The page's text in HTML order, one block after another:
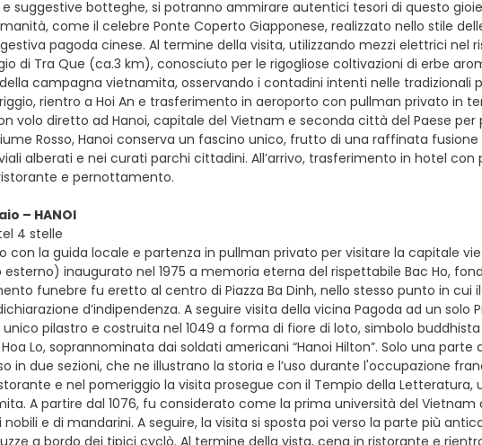
suggestive botteghe, si potranno ammirare autentici tesori di questo
come il celebre Ponte Coperto Giapponese, realizzato nello stile
pagoda cinese. Al termine della visita, utilizzando mezzi elettrici nel
di Tra Que (ca.3 km), conosciuto per le rigogliose coltivazioni di erbe
campagna vietnamita, osservando i contadini intenti nelle tradizionali
rientro a Hoi An e trasferimento in aeroporto con pullman privato in
volo diretto ad Hanoi, capitale del Vietnam e seconda città del Paese per
Rosso, Hanoi conserva un fascino unico, frutto di una raffinata
alberati e nei curati parchi cittadini. All’arrivo, trasferimento in hotel
e pernottamento.
– HANOI
4 stelle
con la guida locale e partenza in pullman privato per visitare la capitale
esterno) inaugurato nel 1975 a memoria eterna del rispettabile Bac Ho,
funebre fu eretto al centro di Piazza Ba Dinh, nello stesso punto in cui
d’indipendenza. A seguire visita della vicina Pagoda ad un solo
pilastro e costruita nel 1049 a forma di fiore di loto, simbolo
Lo, soprannominata dai soldati americani “Hanoi Hilton”. Solo una parte
in due sezioni, che ne illustrano la storia e l’uso durante l'occupazione
e nel pomeriggio la visita prosegue con il Tempio della Letteratura,
A partire dal 1076, fu considerato come la prima università del Vietnam
e di mandarini. A seguire, la visita si sposta poi verso la parte più
a bordo dei tipici cyclò. Al termine della vista, cena in ristorante e